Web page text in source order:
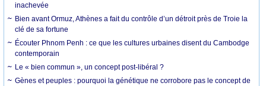
inachevée
Bien avant Ormuz, Athènes a fait du contrôle d’un détroit près de Troie la
clé de sa fortune
Écouter Phnom Penh : ce que les cultures urbaines disent du Cambodge
contemporain
Le « bien commun », un concept post-libéral ?
Gènes et peuples : pourquoi la génétique ne corrobore pas le concept de